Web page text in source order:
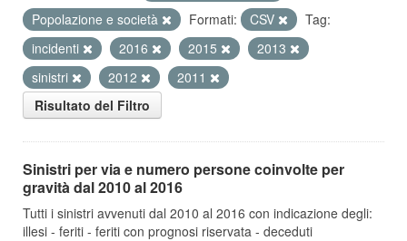
Popolazione e società
Formati: CSV
Tag:
incidenti
2016 2015
2013
sinistri
2012
2011
Risultato del Filtro
Sinistri per via e numero persone coinvolte per
gravità dal 2010 al 2016
Tutti i sinistri avvenuti dal 2010 al 2016 con indicazione degli:
illesi - feriti - feriti con prognosi riservata - deceduti